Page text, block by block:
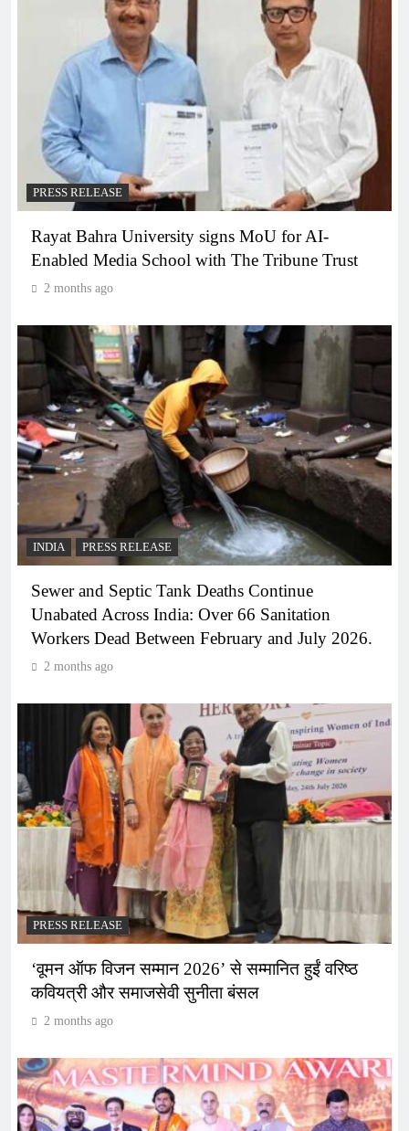
PRESS RELEASE
Rayat Bahra University signs MoU for AI-
Enabled Media School with The Tribune Trust
2 months ago
INDIA PRESS RELEASE
Sewer and Septic Tank Deaths Continue
Unabated Across India: Over 66 Sanitation
Workers Dead Between February and July 2026.
2 months ago
PRESS RELEASE
‘वूमन ऑफ विजन सम्मान 2026’ से सम्मानित हुईं वरिष्ठ
कवियत्री और समाजसेवी सुनीता बंसल
2 months ago